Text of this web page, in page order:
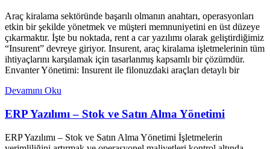
Araç kiralama sektöründe başarılı olmanın anahtarı, operasyonları
etkin bir şekilde yönetmek ve müşteri memnuniyetini en üst düzeye
çıkarmaktır. İşte bu noktada, rent a car yazılımı olarak geliştirdiğimiz
“Insurent” devreye giriyor. Insurent, araç kiralama işletmelerinin tüm
ihtiyaçlarını karşılamak için tasarlanmış kapsamlı bir çözümdür.
Envanter Yönetimi: Insurent ile filonuzdaki araçları detaylı bir
Devamını Oku
ERP Yazılımı – Stok ve Satın Alma Yönetimi
ERP Yazılımı – Stok ve Satın Alma Yönetimi İşletmelerin